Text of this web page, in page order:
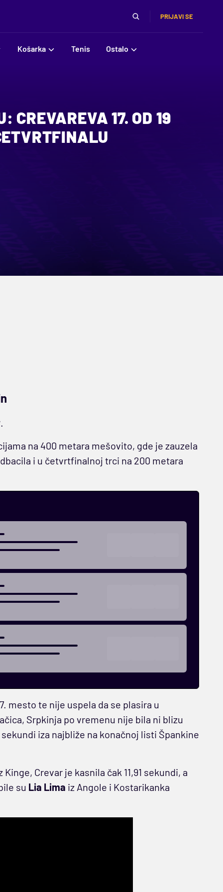
PRIJAVI SE
Košarka Tenis Ostalo
CREVAREVA 17. OD 19
.
na 400 metara mešovito, gde je zauzela
i u četvrtfinalnoj trci na 200 metara
mesto te nije uspela da se plasira u
Srpkinja po vremenu nije bila ni blizu
iza najbliže na konačnoj listi Špankine
Kinge, Crevar je kasnila čak 11,91 sekundi, a
su Lia Lima iz Angole i Kostarikanka